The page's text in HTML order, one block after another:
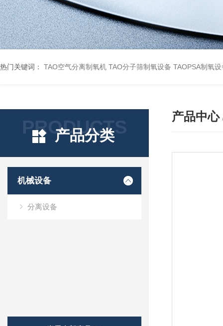
热门关键词： TAO空气分离制氧机 TAO分子筛制氧设备 TAOPSA制氧设
PRODUCTS
产品分类
机械设备
分离设备
产品中心